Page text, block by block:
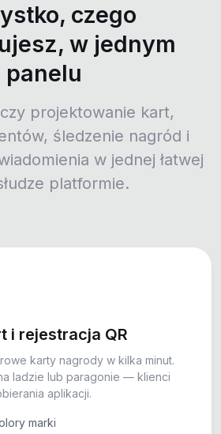
czego
w jednym
panelu
projektowanie kart,
śledzenie nagród i
w jednej łatwej
platformie.
i rejestracja QR
karty nagrody w kilka minut.
ladzie lub paragonie — klienci
aplikacji.
marki